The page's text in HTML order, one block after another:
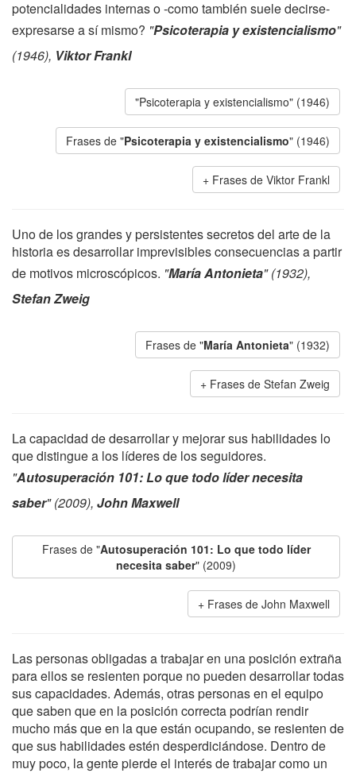
potencialidades internas o -como también suele decirse-
expresarse a sí mismo? "Psicoterapia y existencialismo"
(1946), Viktor Frankl
"Psicoterapia y existencialismo" (1946)
Frases de "Psicoterapia y existencialismo" (1946)
Frases de Viktor Frankl
Uno de los grandes y persistentes secretos del arte de la
historia es desarrollar imprevisibles consecuencias a partir
de motivos microscópicos. "María Antonieta" (1932),
Stefan Zweig
Frases de "María Antonieta" (1932)
Frases de Stefan Zweig
La capacidad de desarrollar y mejorar sus habilidades lo
que distingue a los líderes de los seguidores.
"Autosuperación 101: Lo que todo líder necesita
saber" (2009), John Maxwell
Frases de "Autosuperación 101: Lo que todo líder
necesita saber" (2009)
Frases de John Maxwell
Las personas obligadas a trabajar en una posición extraña
para ellos se resienten porque no pueden desarrollar todas
sus capacidades. Además, otras personas en el equipo
que saben que en la posición correcta podrían rendir
mucho más que en la que están ocupando, se resienten de
que sus habilidades estén desperdiciándose. Dentro de
muy poco, la gente pierde el interés de trabajar como un